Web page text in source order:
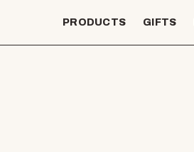
PRODUCTS GIFTS